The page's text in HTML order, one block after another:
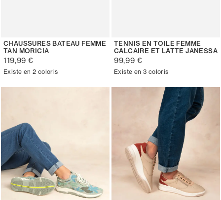
CHAUSSURES BATEAU FEMME
TAN MORICIA
119,99 €
Existe en 2 coloris
TENNIS EN TOILE FEMME
CALCAIRE ET LATTE JANESSA
99,99 €
Existe en 3 coloris